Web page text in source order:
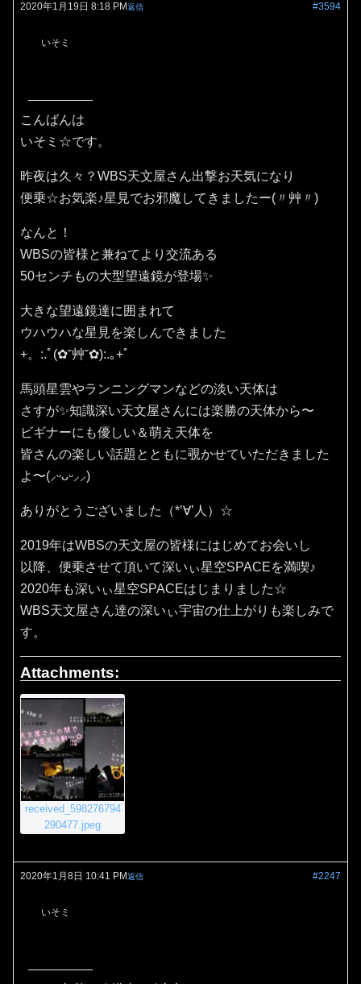
2020年1月19日 8:18 PM #3594
返信
いそミ
こんばんは
いそミ☆です。
昨夜は久々？WBS天文屋さん出撃お天気になり
便乗☆お気楽♪星見でお邪魔してきましたー(〃艸〃)
なんと！
WBSの皆様と兼ねてより交流ある
50センチもの大型望遠鏡が登場✨
大きな望遠鏡達に囲まれて
ウハウハな星見を楽しんできました
+。:.ﾟ(✿˘艸˘✿):.｡+ﾟ
馬頭星雲やランニングマンなどの淡い天体は
さすが✨知識深い天文屋さんには楽勝の天体から〜
ビギナーにも優しい＆萌え天体を
皆さんの楽しい話題とともに覗かせていただきました
よ〜(⸝ᵕᴗᵕ⸝⸝)
ありがとうございました（*’∀’人）☆
2019年はWBSの天文屋の皆様にはじめてお会いし
以降、便乗させて頂いて深いぃ星空SPACEを満喫♪
2020年も深いぃ星空SPACEはじまりました☆
WBS天文屋さん達の深いぃ宇宙の仕上がりも楽しみで
す。
Attachments:
received_598276794
290477.jpeg
2020年1月8日 10:41 PM #2247
返信
いそミ